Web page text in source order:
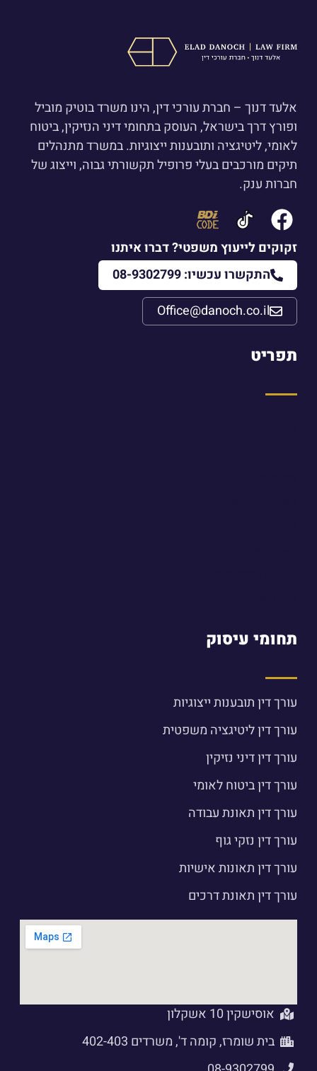
אלעד דנוך – חברת עורכי דין, הינו משרד בוטיק מוביל
ופורץ דרך בישראל, העוסק בתחומי דיני הנזיקין, ביטוח
לאומי, ליטיגציה ותובענות ייצוגיות. במשרד מתנהלים
תיקים מורכבים בעלי פרופיל תקשורתי גבוה, וייצוג של
חברות ענק.
זקוקים לייעוץ משפטי? דברו איתנו
התקשרו עכשיו: 08-9302799
Office@danoch.co.il
תפריט
תחומי עיסוק
עורך דין תובענות ייצוגיות
עורך דין ליטיגציה משפטית
עורך דין דיני נזיקין
עורך דין ביטוח לאומי
עורך דין תאונת עבודה
עורך דין נזקי גוף
עורך דין תאונות אישיות
עורך דין תאונת דרכים
אוסישקין 10 אשקלון
בית שומרז, קומה ד', משרדים 402-403